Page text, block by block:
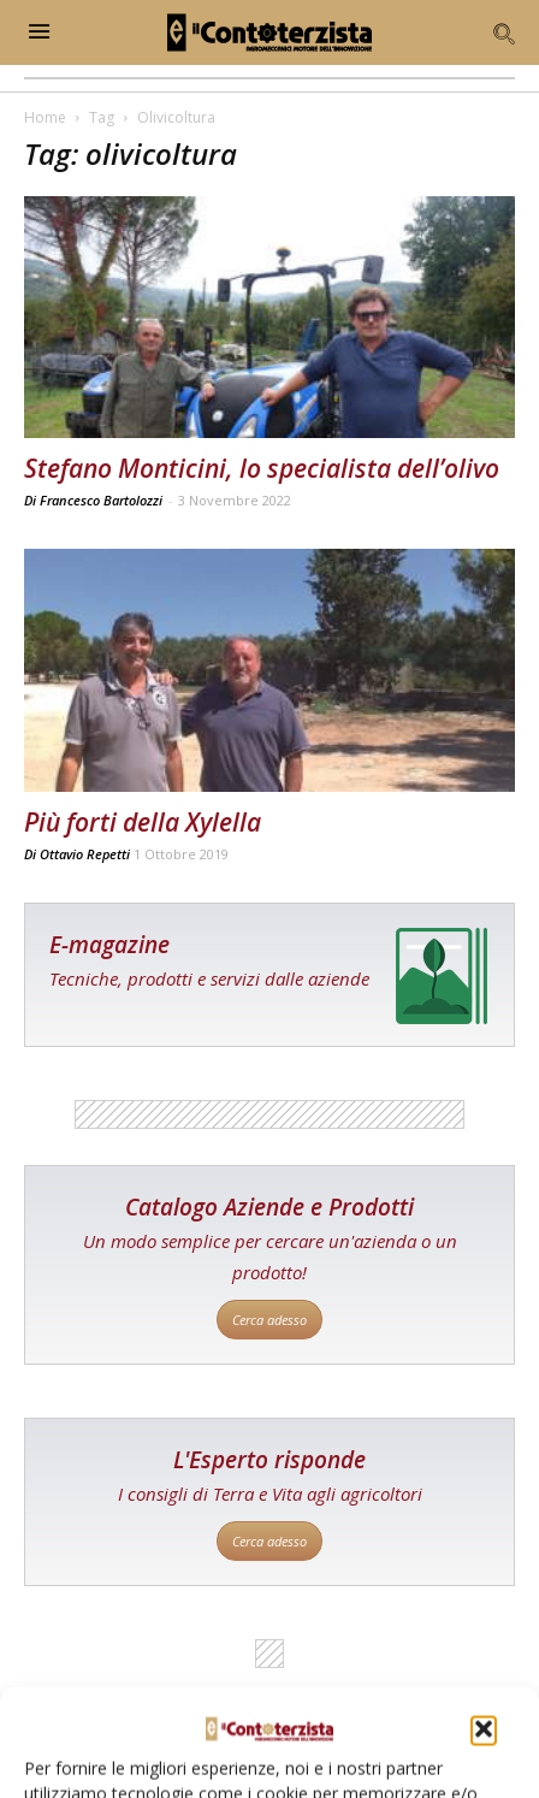
Per fornire le migliori esperienze, noi e i nostri partner
utilizziamo tecnologie come i cookie per memorizzare e/o
Home Tag Olivicoltura
Tag: olivicoltura
Stefano Monticini, lo specialista dell’olivo
Di Francesco Bartolozzi - 3 Novembre 2022
Più forti della Xylella
Di Ottavio Repetti 1 Ottobre 2019
E-magazine
Tecniche, prodotti e servizi dalle aziende
Catalogo Aziende e Prodotti
Un modo semplice per cercare un'azienda o un
prodotto!
Cerca adesso
L'Esperto risponde
I consigli di Terra e Vita agli agricoltori
Cerca adesso